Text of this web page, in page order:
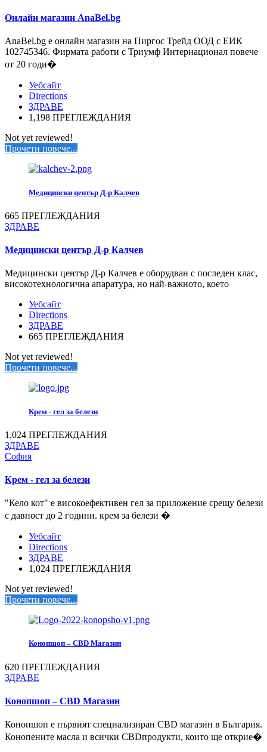
Онлайн магазин AnaBel.bg
АnaBel.bg е онлайн магазин на Пиргос Трейд ООД с ЕИК
102745346. Фирмата работи с Триумф Интернационал повече
от 20 годи�
Уебсайт
Directions
ЗДРАВЕ
1,198 ПРЕГЛЕЖДАНИЯ
Not yet reviewed!
Прочети повече...
Медицински център Д-р Калчев
665 ПРЕГЛЕЖДАНИЯ
ЗДРАВЕ
Медицински център Д-р Калчев
Медицински център Д-р Калчев е оборудван с последен клас,
високотехнологична апаратура, но най-важното, което
Уебсайт
Directions
ЗДРАВЕ
665 ПРЕГЛЕЖДАНИЯ
Not yet reviewed!
Прочети повече...
Крем - гел за белези
1,024 ПРЕГЛЕЖДАНИЯ
ЗДРАВЕ
София
Крем - гел за белези
"Кело кот" е високоефективен гел за приложение срещу белези
с давност до 2 години. крем за белези �
Уебсайт
Directions
ЗДРАВЕ
1,024 ПРЕГЛЕЖДАНИЯ
Not yet reviewed!
Прочети повече...
Конопшоп – CBD Магазин
620 ПРЕГЛЕЖДАНИЯ
ЗДРАВЕ
Конопшоп – CBD Магазин
Конопшоп е първият специализиран CBD магазин в България.
Конопените масла и всички CBDпродукти, които ще открие�